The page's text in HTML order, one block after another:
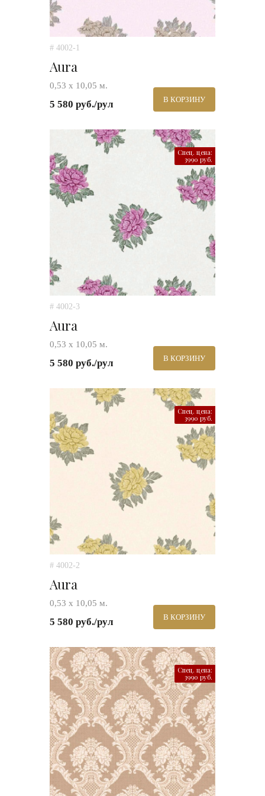
# 4002-1
Aura
0,53 х 10,05 м.
5 580 руб./рул В КОРЗИНУ
Спец. цена:
3990 руб.
# 4002-3
Aura
0,53 х 10,05 м.
5 580 руб./рул В КОРЗИНУ
Спец. цена:
3990 руб.
# 4002-2
Aura
0,53 х 10,05 м.
5 580 руб./рул В КОРЗИНУ
Спец. цена:
3990 руб.